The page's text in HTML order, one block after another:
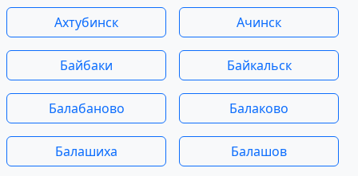
Ахтубинск Ачинск
Байбаки Байкальск
Балабаново Балаково
Балашиха Балашов